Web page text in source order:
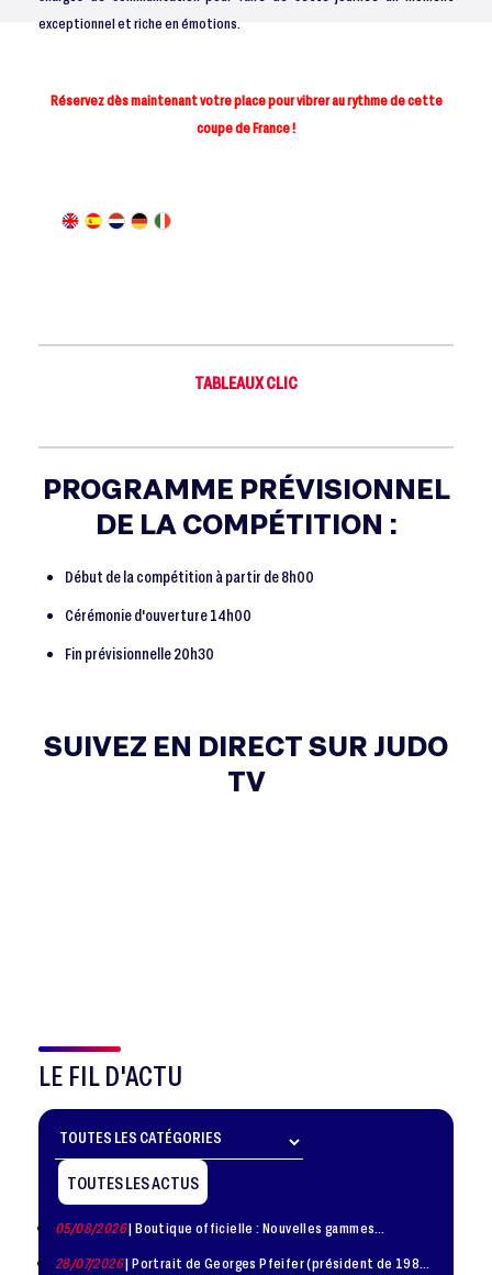
exceptionnel et riche en émotions.
Réservez dès maintenant votre place pour vibrer au rythme de cette
coupe de France !
TABLEAUX CLIC
PROGRAMME PRÉVISIONNEL
DE LA COMPÉTITION :
Début de la compétition à partir de 8h00
Cérémonie d'ouverture 14h00
Fin prévisionnelle 20h30
SUIVEZ EN DIRECT SUR JUDO
TV
LE FIL D'ACTU
TOUTES LES ACTUS
05/08/2026| Boutique officielle : Nouvelles gammes
28/07/2026| Portrait de Georges Pfeifer (président de 1981